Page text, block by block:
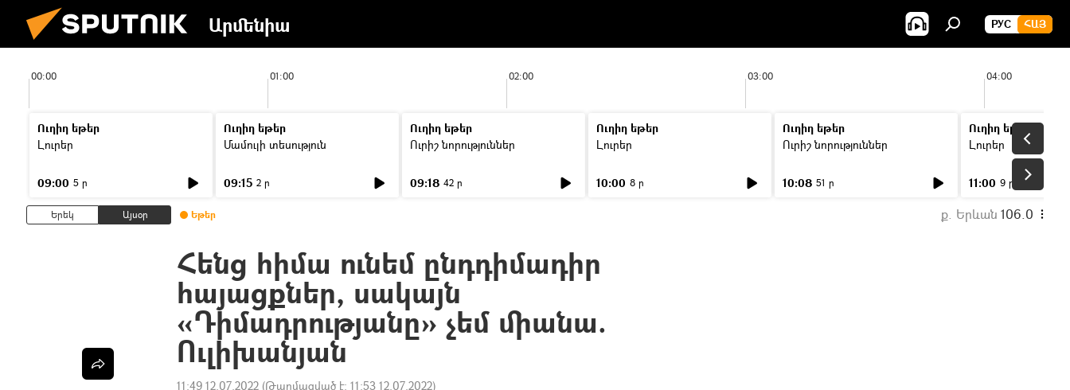
Արմենիա РУС ՀԱՅ
00:00 01:00 02:00 03:00 04:00
Ուղիղ եթեր
Լուրեր
09:00 5 ր
Ուղիղ եթեր
Մամուլի տեսություն
09:15 2 ր
Ուղիղ եթեր
Ուրիշ նորություններ
09:18 42 ր
Ուղիղ եթեր
Լուրեր
10:00 8 ր
Ուղիղ եթեր
Ուրիշ նորություններ
10:08 51 ր
Ուղիղ եթեր
Լուրեր
11:00 9 ր
Երեկ Այսօր Եթեր ք. Երևան 106.0
Հենց հիմա ունեմ ընդդիմադիր
հայացքներ, սակայն
«Դիմադրությանը» չեմ միանա.
Ուլիխանյան
11:49 12.07.2022 (Թարմացված է: 11:53 12.07.2022)